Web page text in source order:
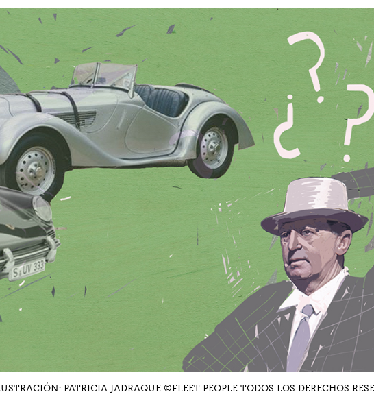
PATRICIA JADRAQUE ©FLEET PEOPLE TODOS LOS DERECHOS